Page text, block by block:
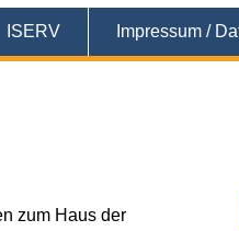
ISERV Impressum /
zum Haus der